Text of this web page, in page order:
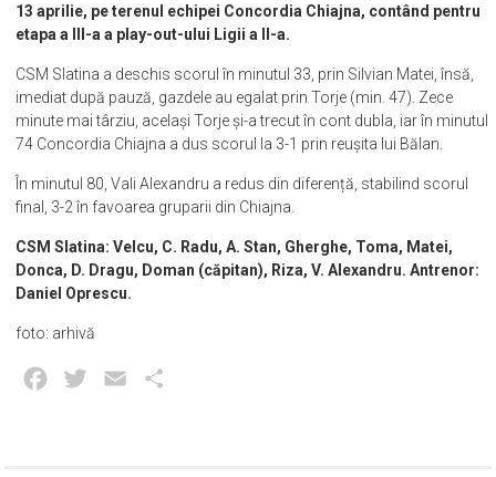
13 aprilie, pe terenul echipei Concordia Chiajna, contând pentru
etapa a III-a a play-out-ului Ligii a II-a.
CSM Slatina a deschis scorul în minutul 33, prin Silvian Matei, însă,
imediat după pauză, gazdele au egalat prin Torje (min. 47). Zece
minute mai târziu, același Torje și-a trecut în cont dubla, iar în minutul
74 Concordia Chiajna a dus scorul la 3-1 prin reușita lui Bălan.
În minutul 80, Vali Alexandru a redus din diferență, stabilind scorul
final, 3-2 în favoarea gruparii din Chiajna.
CSM Slatina: Velcu, C. Radu, A. Stan, Gherghe, Toma, Matei,
Donca, D. Dragu, Doman (căpitan), Riza, V. Alexandru. Antrenor:
Daniel Oprescu.
foto: arhivă
Facebook
Twitter Email